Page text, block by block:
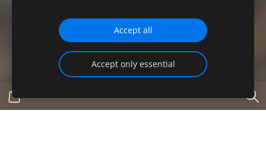
Accept all
Accept only essential